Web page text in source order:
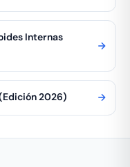
Internas
2026)